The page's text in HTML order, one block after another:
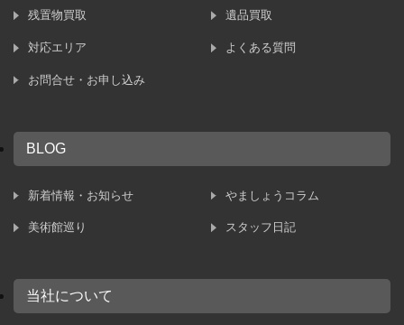
残置物買取 遺品買取
対応エリア よくある質問
お問合せ・お申し込み
BLOG
新着情報・お知らせ やましょうコラム
美術館巡り スタッフ日記
当社について